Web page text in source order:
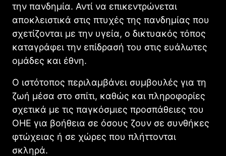
την πανδημία. Αντί να επικεντρώνεται
αποκλειστικά στις πτυχές της πανδημίας που
σχετίζονται με την υγεία, ο δικτυακός τόπος
καταγράφει την επίδρασή του στις ευάλωτες
ομάδες και έθνη.
Ο ιστότοπος περιλαμβάνει συμβουλές για τη
ζωή μέσα στο σπίτι, καθώς και πληροφορίες
σχετικά με τις παγκόσμιες προσπάθειες του
ΟΗΕ για βοήθεια σε όσους ζουν σε συνθήκες
φτώχειας ή σε χώρες που πλήττονται
σκληρά.